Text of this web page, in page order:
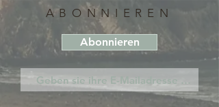
ABONNIEREN
Abonnieren